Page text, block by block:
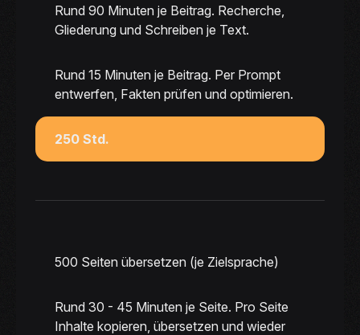
Rund 90 Minuten je Beitrag. Recherche,
Gliederung und Schreiben je Text.
Rund 15 Minuten je Beitrag. Per Prompt
entwerfen, Fakten prüfen und optimieren.
250 Std.
500 Seiten übersetzen (je Zielsprache)
Rund 30 - 45 Minuten je Seite. Pro Seite
Inhalte kopieren, übersetzen und wieder